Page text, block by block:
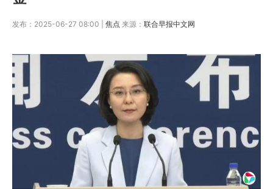
发布：2025-06-27 08:00 | 焦点 来源： 联合早报中文网